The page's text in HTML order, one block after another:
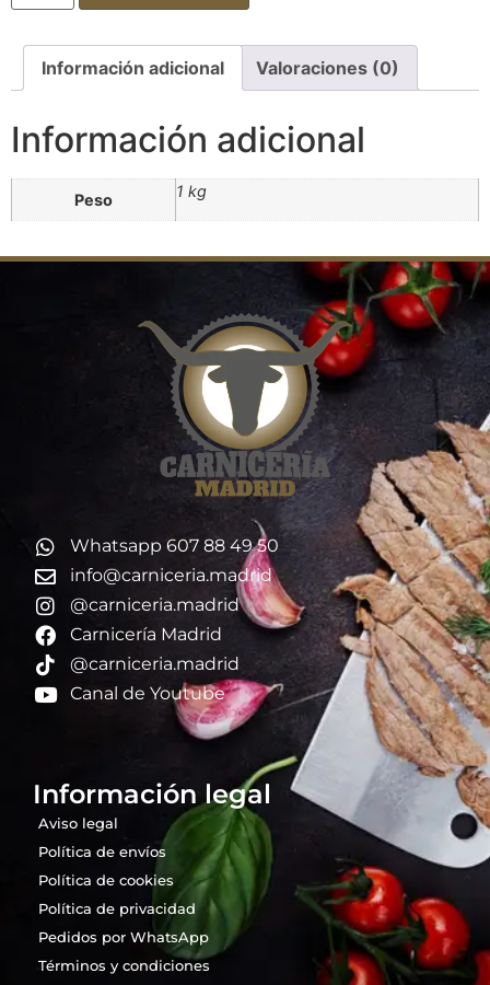
Información adicional Valoraciones (0)
Información adicional
Peso 1 kg
Whatsapp 607 88 49 50
info@carniceria.madrid
@carniceria.madrid
Carnicería Madrid
@carniceria.madrid
Canal de Youtube
Información legal
Aviso legal
Política de envíos
Política de cookies
Política de privacidad
Pedidos por WhatsApp
Términos y condiciones